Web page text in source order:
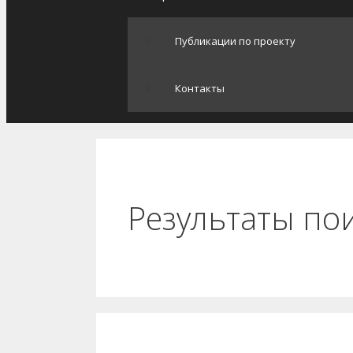
Публикации по проекту
Контакты
Результаты